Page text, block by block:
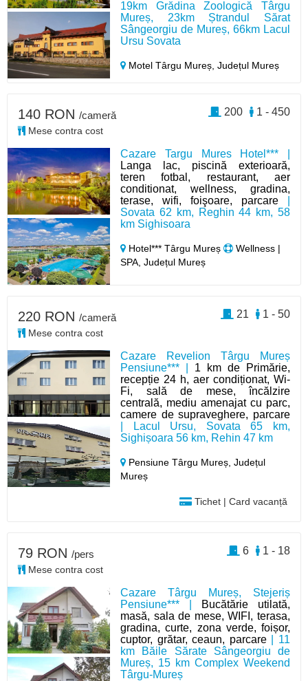
19km Grădina Zoologică Târgu
Mureș, 23km Ștrandul Sărat
Sângeorgiu de Mureș, 66km Lacul
Ursu Sovata
Motel Târgu Mureș,Județul Mureș
Cazare Targu Mures Hotel*** |
Langa lac, piscină exterioară,
teren fotbal, restaurant, aer
conditionat, wellness, gradina,
terase, wifi, foişoare, parcare
Sovata 62 km, Reghin 44 km, 58
km Sighisoara
Hotel*** Târgu Mureș
Wellness |
SPA, Județul Mureș
140 RON /cameră
Mese contra cost
1 - 450
200
Cazare Revelion Târgu Mureș
Pensiune*** | 1 km de Primărie,
recepție 24 h, aer condiționat, Wi-
Fi, sală de mese, încălzire
centrală, mediu amenajat cu parc,
camere de supraveghere, parcare
| Lacul Ursu, Sovata 65 km,
Sighișoara 56 km, Rehin 47 km
Pensiune Târgu Mureș,Județul
Mureș
Tichet | Card vacanță
220 RON /cameră
Mese contra cost
1 - 50
21
Cazare Târgu Mureș, Stejeriș
Pensiune*** |
Bucătărie utilată,
masă, sala de mese, WIFI, terasa,
gradina, curte, zona verde, foișor,
cuptor, grătar, ceaun, parcare| 11
km Băile Sărate Sângeorgiu de
Mureș, 15 km Complex Weekend
Târgu-Mureș
79 RON /pers
Mese contra cost
1 - 18
6